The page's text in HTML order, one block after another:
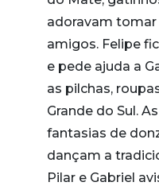
adoravam tomar
amigos. Felipe
e pede ajuda a
as pilchas,
Grande do Sul.
fantasias de
dançam a
Pilar e Gabriel